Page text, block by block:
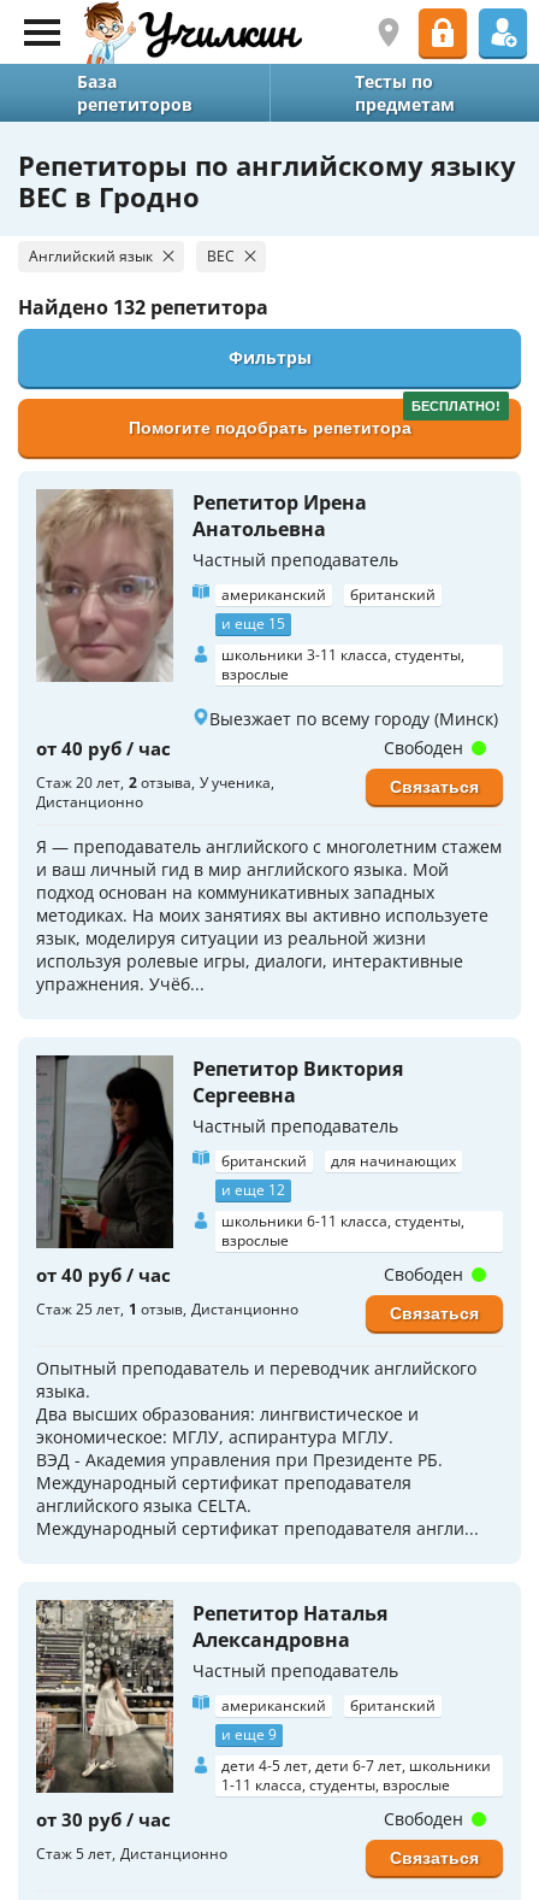
База
репетиторов
Тесты по
предметам
Репетиторы по английскому языку
BEC в Гродно
Английский язык BEC
Найдено 132 репетитора
Фильтры
БЕСПЛАТНО!
Помогите подобрать репетитора
Репетитор Ирена
Анатольевна
Частный преподаватель
американский
британский
и еще 15
школьники 3-11 класса, студенты,
взрослые
Выезжает по всему городу (Минск)
от 40 руб / час
Стаж 20 лет 2отзыва У ученика
Дистанционно
Я — преподаватель английского с многолетним стажем
и ваш личный гид в мир английского языка. Мой
подход основан на коммуникативных западных
методиках. На моих занятиях вы активно используете
язык, моделируя ситуации из реальной жизни
используя ролевые игры, диалоги, интерактивные
упражнения. Учёб...
Свободен
Связаться
Репетитор Виктория
Сергеевна
Частный преподаватель
британский
для начинающих
и еще 12
школьники 6-11 класса, студенты,
взрослые
от 40 руб / час
Стаж 25 лет 1 отзыв Дистанционно
Опытный преподаватель и переводчик английского
языка.
Два высших образования: лингвистическое и
экономическое: МГЛУ, аспирантура МГЛУ.
ВЭД - Академия управления при Президенте РБ.
Международный сертификат преподавателя
английского языка CELTA.
Международный сертификат преподавателя англи...
Свободен
Связаться
Репетитор Наталья
Александровна
Частный преподаватель
американский
британский
и еще 9
дети 4-5 лет, дети 6-7 лет, школьники
1-11 класса, студенты, взрослые
от 30 руб / час
Стаж 5 лет Дистанционно
Свободен
Связаться